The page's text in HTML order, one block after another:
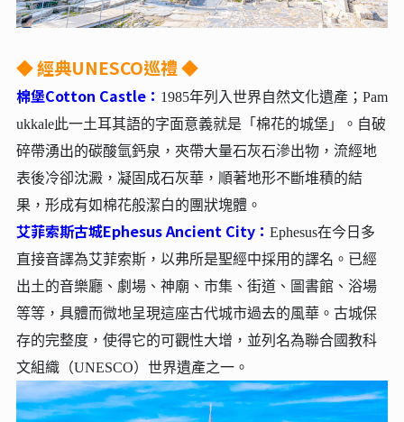
◆ 經典UNESCO巡禮 ◆
棉堡Cotton Castle： 1985年列入世界自然文化遺產；Pam
ukkale此一土耳其語的字面意義就是「棉花的城堡」。自破
碎帶湧出的碳酸氫鈣泉，夾帶大量石灰石滲出物，流經地
表後冷卻沈澱，凝固成石灰華，順著地形不斷堆積的結
果，形成有如棉花般潔白的團狀塊體。
艾菲索斯古城Ephesus Ancient City： Ephesus在今日多
直接音譯為艾菲索斯，以弗所是聖經中採用的譯名。已經
出土的音樂廳、劇場、神廟、市集、街道、圖書館、浴場
等等，具體而微地呈現這座古代城市過去的風華。古城保
存的完整度，使得它的可觀性大增，並列名為聯合國教科
文組織（UNESCO）世界遺產之一。